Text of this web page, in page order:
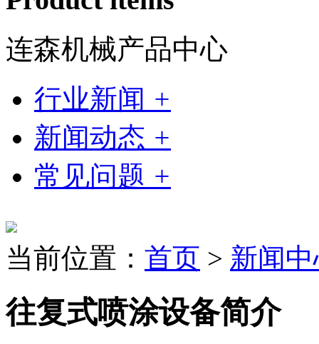
连森机械产品中心
行业新闻 +
新闻动态 +
常见问题 +
当前位置： 首页 > 新闻
往复式喷涂设备简介